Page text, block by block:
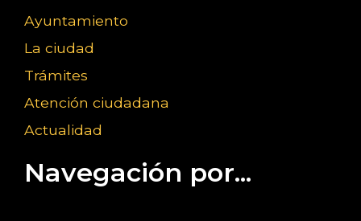
Ayuntamiento
La ciudad
Trámites
Atención ciudadana
Actualidad
Navegación por...